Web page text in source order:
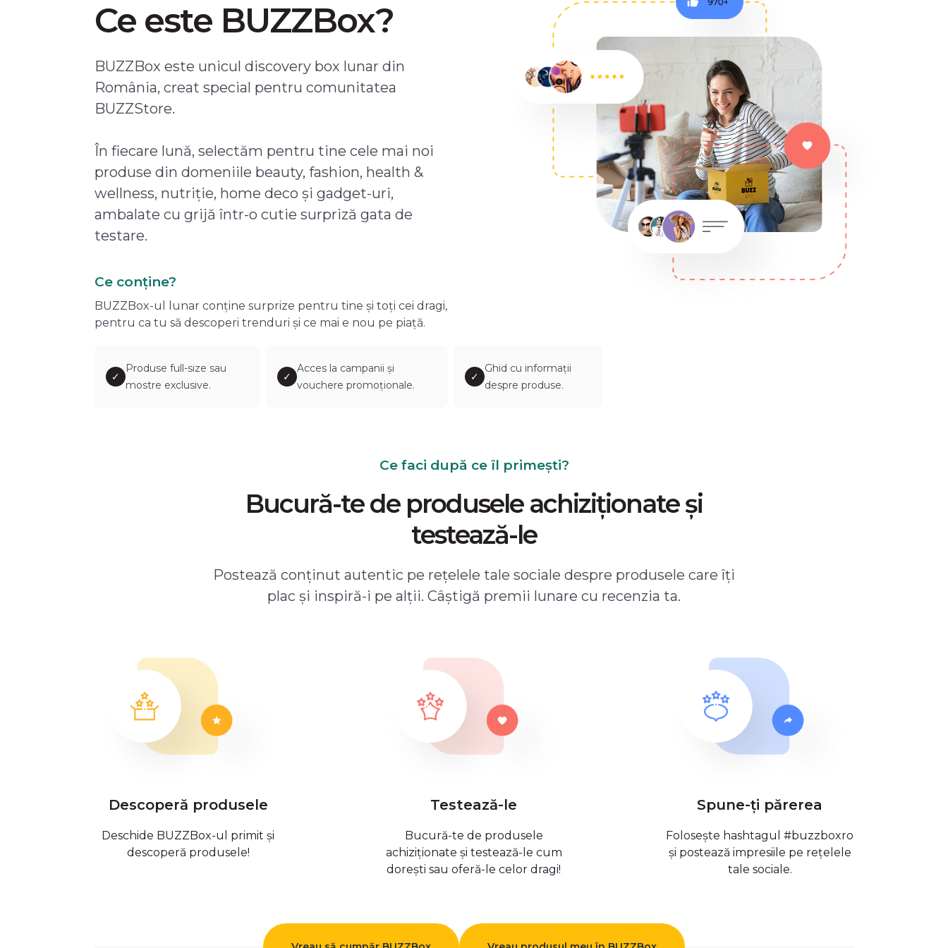
Ce este BUZZBox?
BUZZBox este unicul discovery box lunar din
România, creat special pentru comunitatea
BUZZStore.
În fiecare lună, selectăm pentru tine cele mai noi
produse din domeniile beauty, fashion, health &
wellness, nutriție, home deco și gadget-uri,
ambalate cu grijă într-o cutie surpriză gata de
testare.
Ce conține?
BUZZBox-ul lunar conține surprize pentru tine și toți cei dragi,
pentru ca tu să descoperi trenduri și ce mai e nou pe piață.
✓
Produse full-size sau
mostre exclusive.
✓
Acces la campanii și
vouchere promoționale.
✓
Ghid cu informații
despre produse.
Ce faci după ce îl primești?
Bucură-te de produsele achiziționate și
testează-le
Postează conținut autentic pe rețelele tale sociale despre produsele care îți
plac și inspiră-i pe alții. Câștigă premii lunare cu recenzia ta.
Descoperă produsele
Deschide BUZZBox-ul primit și
descoperă produsele!
Testează-le
Bucură-te de produsele
achiziționate și testează-le cum
dorești sau oferă-le celor dragi!
Spune-ți părerea
Folosește hashtagul #buzzboxro
și postează impresiile pe rețelele
tale sociale.